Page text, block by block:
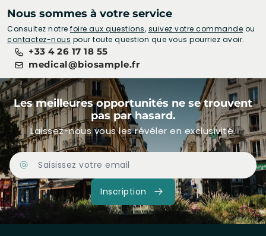
Nous sommes à votre service
Consultez notre foire aux questions, suivez votre commande ou
contactez-nous pour toute question que vous pourriez avoir.
+33 4 26 17 18 55
medical@biosample.fr
Les meilleures opportunités ne se trouvent
pas par hasard.
Laissez-nous vous les révéler en exclusivité.
Adresse Email
Inscription